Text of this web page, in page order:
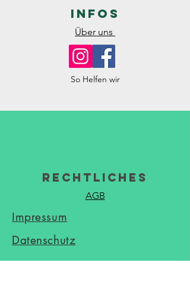
Infos
Über uns
So Helfen wir
Rechtliches
AGB
Impressum
Datenschutz